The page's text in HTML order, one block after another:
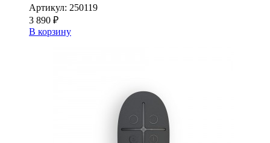
Артикул: 250119
3 890 ₽
В корзину